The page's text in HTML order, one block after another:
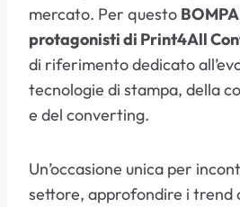
mercato. Per questo
protagonisti di Print4All
di riferimento dedicato
tecnologie di stampa, della
e del converting.
Un’occasione unica per
settore, approfondire i trend